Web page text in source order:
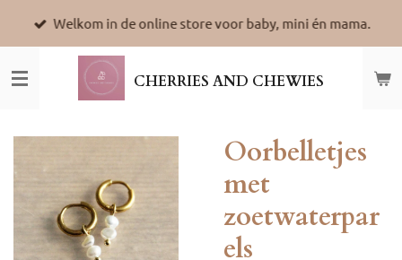
de
CHERRIES AND CHEWIES
Welkom in de online store voor baby, mini én mama.
Oorbelletjes
met
zoetwaterpar
els